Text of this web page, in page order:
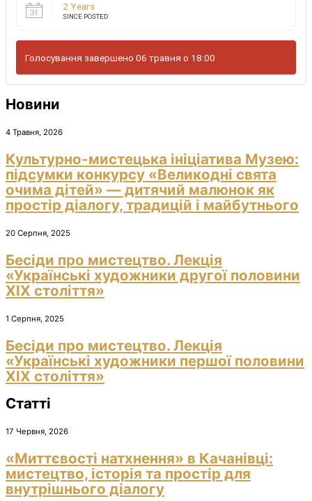
2 Years
SINCE POSTED
Голосування завершено 06 травня о 18:00
Новини
4 Травня, 2026
Культурно-мистецька ініціатива Музею:
підсумки конкурсу «Великодні свята
очима дітей» — дитячий малюнок як
простір діалогу, традицій і майбутнього
20 Серпня, 2025
Бесіди про мистецтво. Лекція
«Українські художники другої половини
ХІХ століття»
1 Серпня, 2025
Бесіди про мистецтво. Лекція
«Українські художники першої половини
ХІХ століття»
Статті
17 Червня, 2026
«Миттєвості натхнення» в Качанівці:
мистецтво, історія та простір для
внутрішнього діалогу